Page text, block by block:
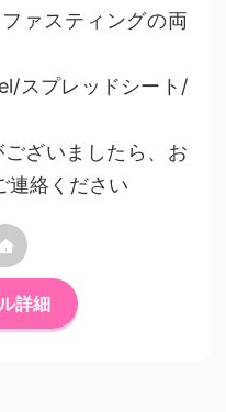
ァスティングの両
スプレッドシート/
ざいましたら、お
連絡ください
詳細